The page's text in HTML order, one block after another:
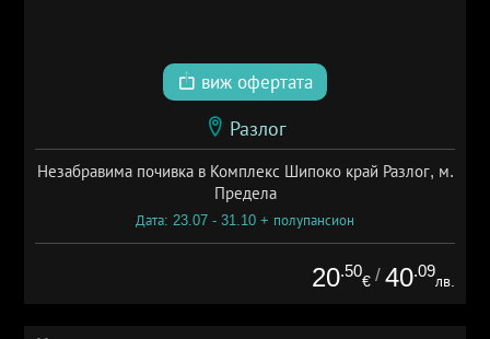
виж офертата
Разлог
Незабравима почивка в Комплекс Шипоко край Разлог, м.
Предела
Дата: 23.07 - 31.10 + полупансион
20.50
€ / 40.09
лв.